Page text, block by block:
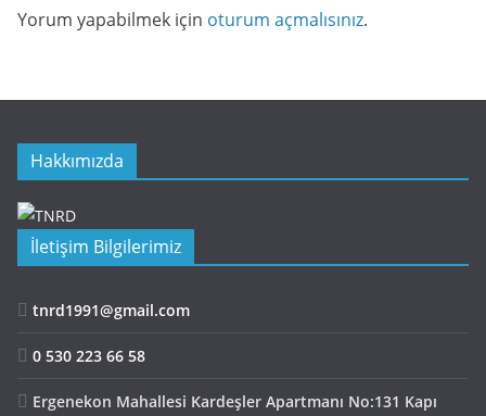
Yorum yapabilmek için oturum açmalısınız.
Hakkımızda
İletişim Bilgilerimiz
tnrd1991@gmail.com
0 530 223 66 58
Ergenekon Mahallesi Kardeşler Apartmanı No:131 Kapı